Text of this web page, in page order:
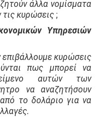
άλλα νομίσματα
τις κυρώσεις ;
Υπηρεσιών
επιβάλλουμε κυρώσεις
πως μπορεί να
αυτών των
να αναζητήσουν
το δολάριο για να